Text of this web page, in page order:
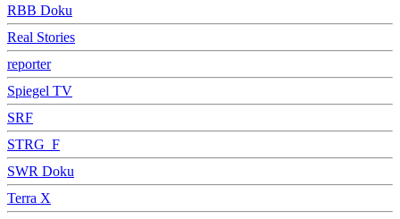
RBB Doku
Real Stories
reporter
Spiegel TV
SRF
STRG_F
SWR Doku
Terra X